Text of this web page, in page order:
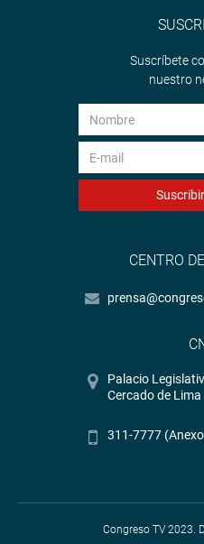
Suscríbete
nuestro
CENTRO
Palacio
Cercado de Lima
311-7777
Congreso TV 2023.